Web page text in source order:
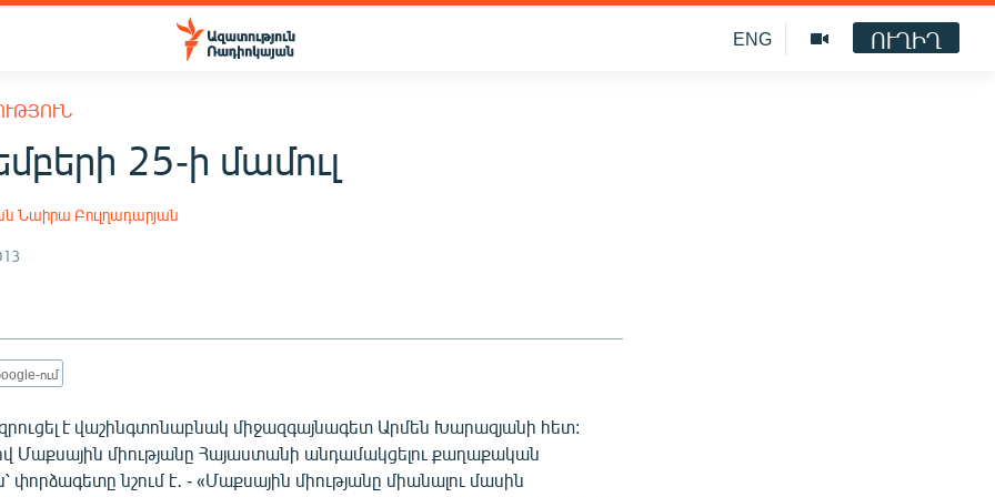
ENG ՈՒՂԻՂ
25-ի մամուլ
Նաիրա Բուլղադարյան
ում
է վաշինգտոնաբնակ միջազգայնագետ Արմեն Խարազյանի հետ:
Մաքսային միությանը Հայաստանի անդամակցելու քաղաքական
փորձագետը նշում է․ - «Մաքսային միությանը միանալու մասին